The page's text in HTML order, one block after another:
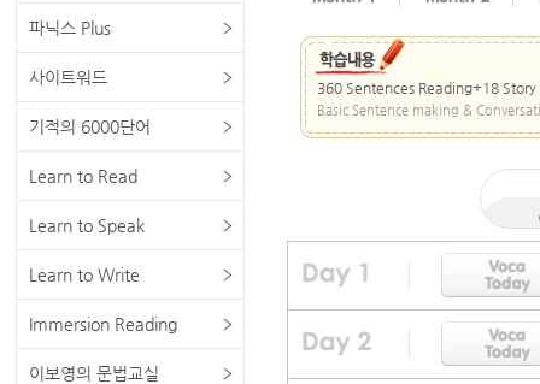
파닉스 Plus
사이트워드
기적의 6000단어
Learn to Read
Learn to Speak
Learn to Write
Immersion Reading
이보영의 문법교실
360 Sentences Reading+18
Basic Sentence making &